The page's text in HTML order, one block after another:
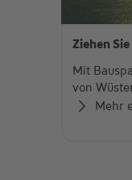
Ziehen
Mit
von
Mehr